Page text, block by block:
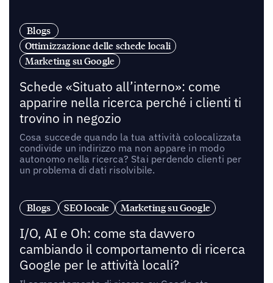
Blogs
Ottimizzazione delle schede locali
Marketing su Google
Schede «Situato all’interno»: come
apparire nella ricerca perché i clienti ti
trovino in negozio
Cosa succede quando la tua attività colocalizzata
condivide un indirizzo ma non appare in modo
autonomo nella ricerca? Stai perdendo clienti per
un problema di dati risolvibile.
Blogs SEO locale Marketing su Google
I/O, AI e Oh: come sta davvero
cambiando il comportamento di ricerca
Google per le attività locali?